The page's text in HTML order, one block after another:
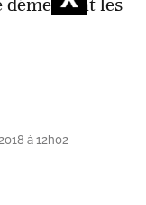
démentent les
à 12h02